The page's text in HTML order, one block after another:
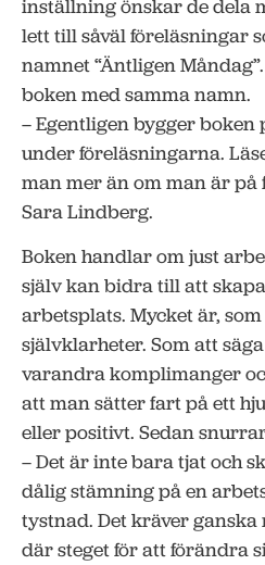
inställning önskar de dela
lett till såväl föreläsningar
namnet “Äntligen
boken med samma namn.
– Egentligen bygger
under föreläsningarna.
man mer än om man är på
Sara Lindberg.
Boken handlar om just
själv kan bidra till att
arbetsplats. Mycket är,
självklarheter. Som att
varandra komplimanger
att man sätter fart på ett
eller positivt. Sedan
– Det är inte bara tjat och
dålig stämning på en
tystnad. Det kräver
där steget för att förändra